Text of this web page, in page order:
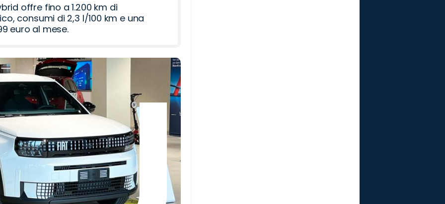
offre fino a 1.200 km di
consumi di 2,3 l/100 km e una
euro al mese.